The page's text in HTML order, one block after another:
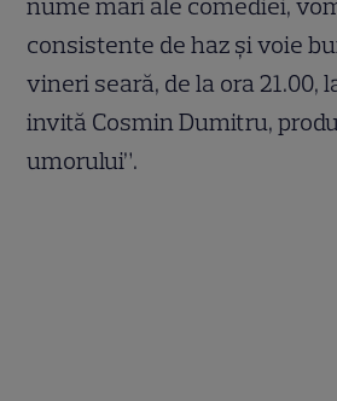
nume mari ale comediei,
consistente de haz şi voie
vineri seară, de la ora 21.00,
invită Cosmin Dumitru,
umorului”.